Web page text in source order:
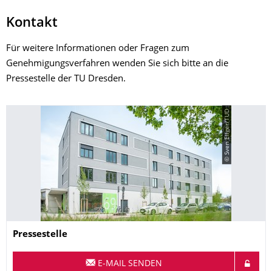
Kontakt
Für weitere Informationen oder Fragen zum
Genehmigungsverfahren wenden Sie sich bitte an die
Pressestelle der TU Dresden.
© Sven Ellger/TUD
Name
Pressestelle
E-MAIL SENDEN